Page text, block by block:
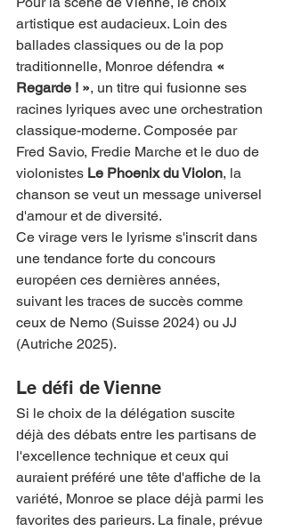
artistique est audacieux. Loin des
ballades classiques ou de la pop
traditionnelle, Monroe défendra «
Regarde ! », un titre qui fusionne ses
racines lyriques avec une orchestration
classique-moderne. Composée par
Fred Savio, Fredie Marche et le duo de
violonistes Le Phoenix du Violon, la
chanson se veut un message universel
d'amour et de diversité.
Ce virage vers le lyrisme s'inscrit dans
une tendance forte du concours
européen ces dernières années,
suivant les traces de succès comme
ceux de Nemo (Suisse 2024) ou JJ
(Autriche 2025).
Le défi de Vienne
Si le choix de la délégation suscite
déjà des débats entre les partisans de
l'excellence technique et ceux qui
auraient préféré une tête d'affiche de la
variété, Monroe se place déjà parmi les
favorites des parieurs. La finale, prévue